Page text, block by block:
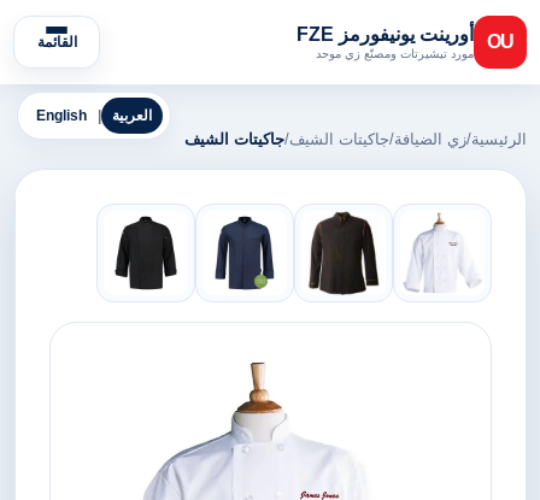
OU أورينت يونيفورمز FZE
مورد تيشيرتات ومصنّع زي موحد
القائمة
English العربية
الرئيسية/زي الضيافة/جاكيتات الشيف/جاكيتات الشيف